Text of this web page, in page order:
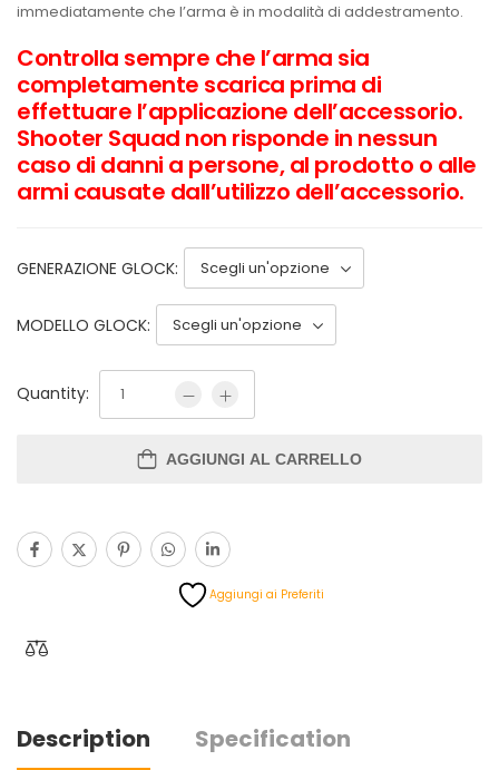
immediatamente che l’arma è in modalità di addestramento.
Controlla sempre che l’arma sia
completamente scarica prima di
effettuare l’applicazione dell’accessorio.
Shooter Squad non risponde in nessun
caso di danni a persone, al prodotto o alle
armi causate dall’utilizzo dell’accessorio.
GENERAZIONE GLOCK:
MODELLO GLOCK:
Quantity:
AGGIUNGI AL CARRELLO
Aggiungi ai Preferiti
Description Specification